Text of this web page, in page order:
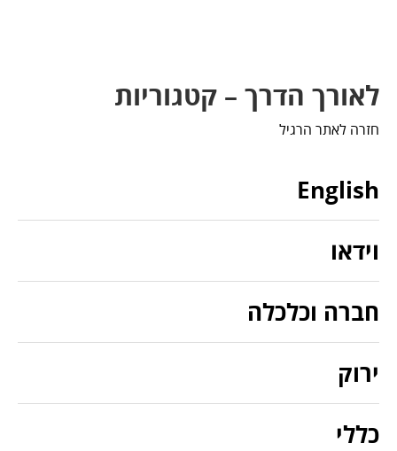
לאורך הדרך – קטגוריות
חזרה לאתר הרגיל
English
וידאו
חברה וכלכלה
ירוק
כללי